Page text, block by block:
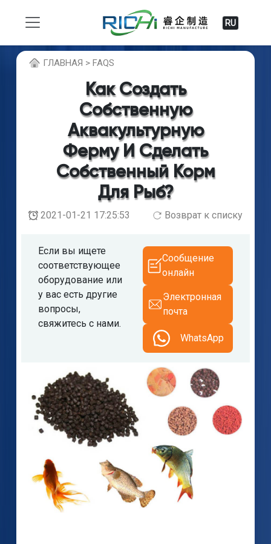
RU
ГЛABHAЯ > FAQS
Как Создать
Собственную
Аквакультурную
Ферму И Сделать
Собственный Корм
Для Рыб?
2021-01-21 17:25:53 Возврат к списку
Если вы ищете
соответствующее
оборудование или
у вас есть другие
вопросы,
свяжитесь с нами.
Сообщение
онлайн
Электронная
почта
WhatsApp